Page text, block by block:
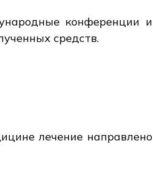
конференции и
средств.
лечение направлено